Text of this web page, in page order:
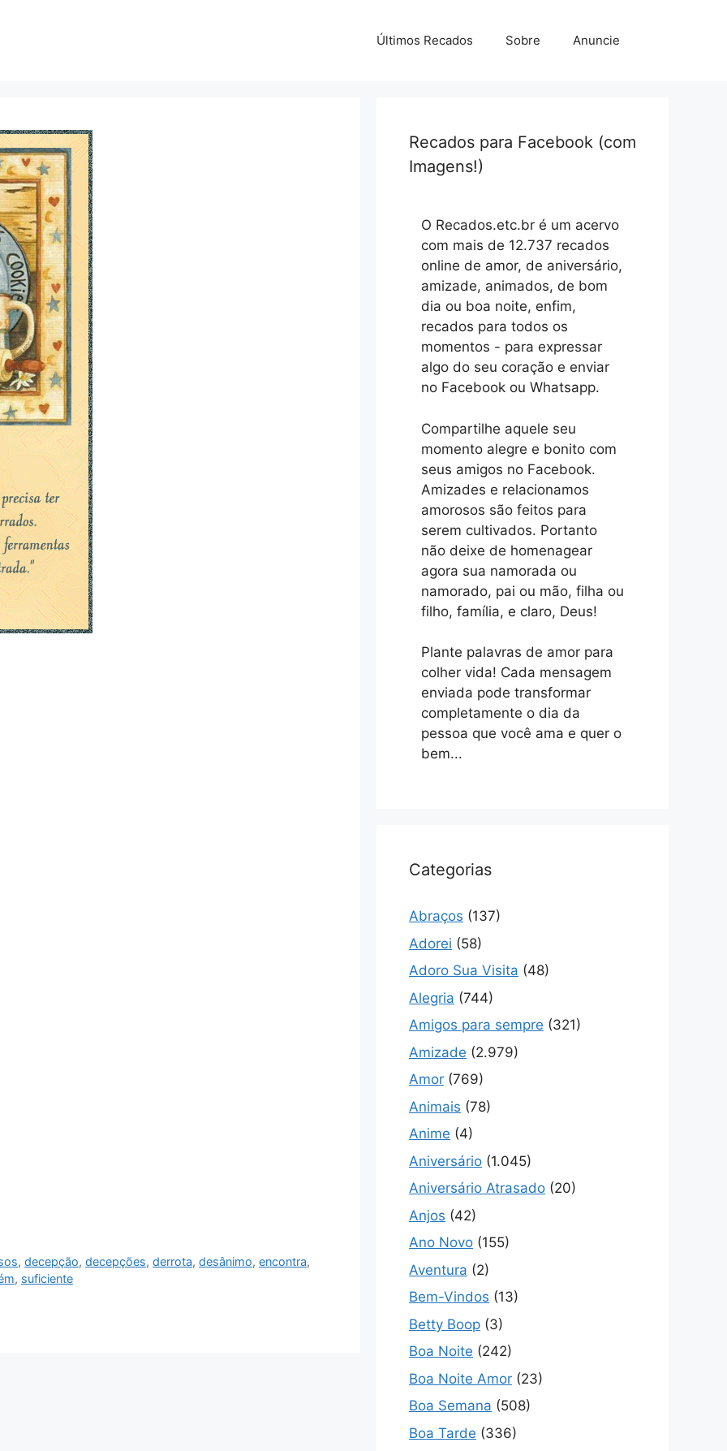
Últimos Recados Sobre Anuncie
,decepção,decepções,derrota,desânimo,encontra,
, suficiente
Recados para Facebook (com
Imagens!)
O Recados.etc.br é um acervo
com mais de 12.737 recados
online de amor, de aniversário,
amizade, animados, de bom
dia ou boa noite, enfim,
recados para todos os
momentos - para expressar
algo do seu coração e enviar
no Facebook ou Whatsapp.
Compartilhe aquele seu
momento alegre e bonito com
seus amigos no Facebook.
Amizades e relacionamos
amorosos são feitos para
serem cultivados. Portanto
não deixe de homenagear
agora sua namorada ou
namorado, pai ou mão, filha ou
filho, família, e claro, Deus!
Plante palavras de amor para
colher vida! Cada mensagem
enviada pode transformar
completamente o dia da
pessoa que você ama e quer o
bem...
Categorias
Abraços (137)
Adorei (58)
Adoro Sua Visita (48)
Alegria (744)
Amigos para sempre (321)
Amizade (2.979)
Amor (769)
Animais (78)
Anime (4)
Aniversário (1.045)
Aniversário Atrasado (20)
Anjos (42)
Ano Novo (155)
Aventura (2)
Bem-Vindos (13)
Betty Boop (3)
Boa Noite (242)
Boa Noite Amor (23)
Boa Semana (508)
Boa Tarde (336)